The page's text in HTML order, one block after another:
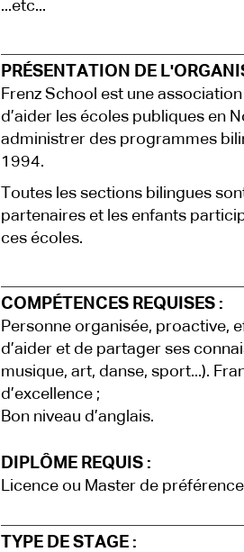
...etc...
PRÉSENTATION DE
Frenz School est une
d’aider les écoles publiques en
administrer des programmes
1994.
Toutes les sections bilingues
partenaires et les enfants
ces écoles.
COMPÉTENCES REQUISES :
Personne organisée, proactive,
d’aider et de partager ses
musique, art, danse, sport...).
d’excellence ;
Bon niveau d’anglais.
DIPLÔME REQUIS :
Licence ou Master de
TYPE DE STAGE :